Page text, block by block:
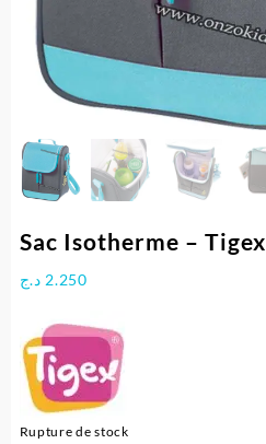
Sac Isotherme – Tigex
2.250 د.ج
Rupture de stock